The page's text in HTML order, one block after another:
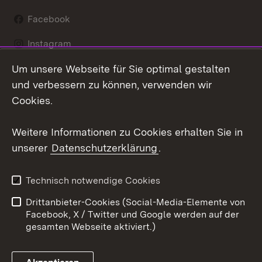
Facebook
Instagram
LinkedIn
Datenschutz
Barrierefreiheit
Impressum
Cookies
Um unsere Webseite für Sie optimal gestalten
und verbessern zu können, verwenden wir
Cookies.
Weitere Informationen zu Cookies erhalten Sie in
unserer Datenschutzerklärung.
Technisch notwendige Cookies
Drittanbieter-Cookies (Social-Media-Elemente von
Facebook, X / Twitter und Google werden auf der
gesamten Webseite aktiviert.)